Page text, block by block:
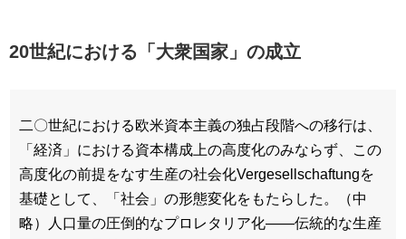
20世紀における「大衆国家」の成立
二〇世紀における欧米資本主義の独占段階への移行は、
「経済」における資本構成上の高度化のみならず、この
高度化の前提をなす生産の社会化Vergesellschaftungを
基礎として、「社会」の形態変化をもたらした。（中
略）人口量の圧倒的なプロレタリア化――伝統的な生産